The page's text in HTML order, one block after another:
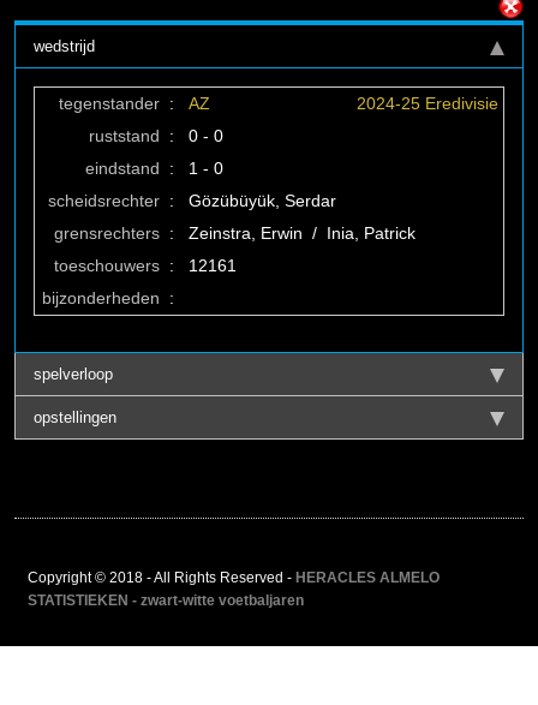
wedstrijd
tegenstander : AZ
2024-25 Eredivisie
ruststand
:
0 - 0
eindstand
:
1 - 0
scheidsrechter :
Gözübüyük, Serdar
grensrechters :
Zeinstra, Erwin / Inia, Patrick
toeschouwers :
12161
bijzonderheden
:
spelverloop
opstellingen
Copyright © 2018 - All Rights Reserved - HERACLES ALMELO
STATISTIEKEN - zwart-witte voetbaljaren